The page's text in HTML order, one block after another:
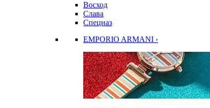
Восход
Слава
Спецназ
EMPORIO ARMANI ›